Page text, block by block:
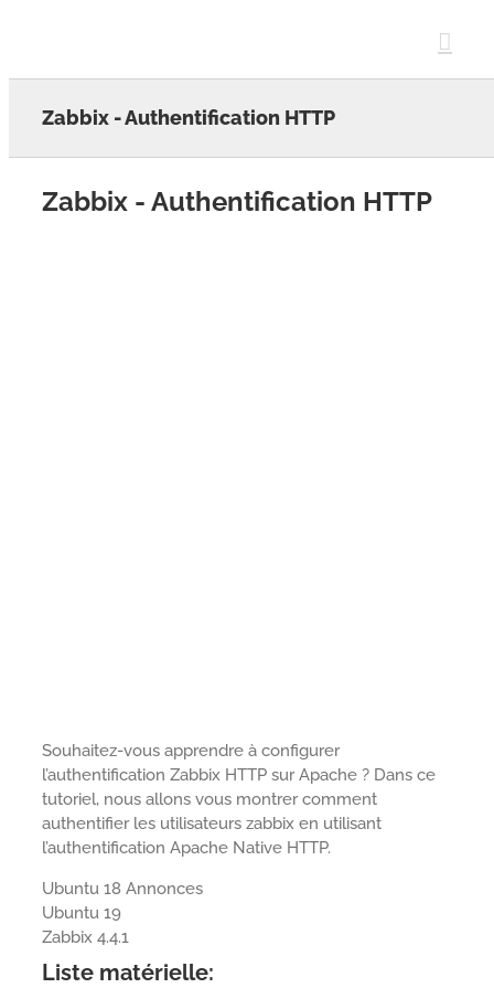
Zabbix - Authentification HTTP
Zabbix - Authentification HTTP
Souhaitez-vous apprendre à configurer
l’authentification Zabbix HTTP sur Apache ? Dans ce
tutoriel, nous allons vous montrer comment
authentifier les utilisateurs zabbix en utilisant
l’authentification Apache Native HTTP.
Ubuntu 18 Annonces
Ubuntu 19
Zabbix 4.4.1
Liste matérielle: